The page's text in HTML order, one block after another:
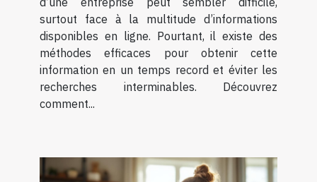
surtout face à la multitude d’informations
disponibles en ligne. Pourtant, il existe des
méthodes efficaces pour obtenir cette
information en un temps record et éviter les
recherches interminables. Découvrez
comment...